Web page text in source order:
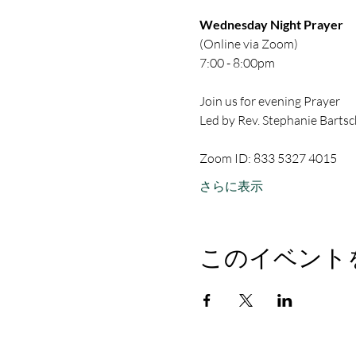
Wednesday Night Prayer
(Online via Zoom)
7:00 - 8:00pm
Join us for evening Prayer
Led by Rev. Stephanie
Zoom ID: 833 5327 4015
さらに表示
このイベント